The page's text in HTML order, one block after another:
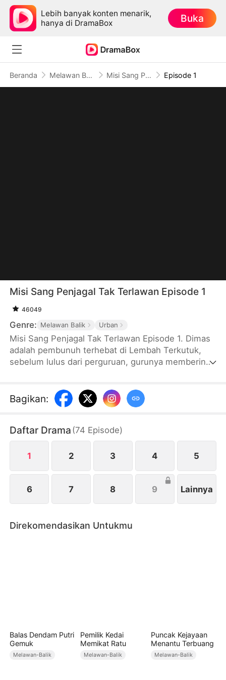
Lebih banyak konten menarik,
hanya di DramaBox
Buka
Beranda Melawan Balik Misi Sang Penjagal Tak Terlawan Episode 1
Misi Sang Penjagal Tak Terlawan Episode 1
46049
Genre: Melawan Balik Urban
Misi Sang Penjagal Tak Terlawan Episode 1. Dimas
adalah pembunuh terhebat di Lembah Terkutuk,
sebelum lulus dari perguruan, gurunya memberinya
gurunya. Saat Dimas turun gunung, dia melihat
ninja yang mengejar Sekar, Sekar meminta tolong
Bagikan:
Daftar Drama (74 Episode)
1 2 3 4 5
6 7 8 9 Lainnya
Direkomendasikan Untukmu
Balas Dendam Putri
Gemuk
Melawan-Balik
Pemilik Kedai
Memikat Ratu
Melawan-Balik
Puncak Kejayaan
Menantu Terbuang
Melawan-Balik